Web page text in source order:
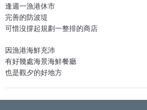
逢週一漁港休市
完善的防波堤
可惜沒撐起規劃一整排的商店
因漁港海鮮充沛
有好幾處海景海鮮餐廳
也是觀夕的好地方